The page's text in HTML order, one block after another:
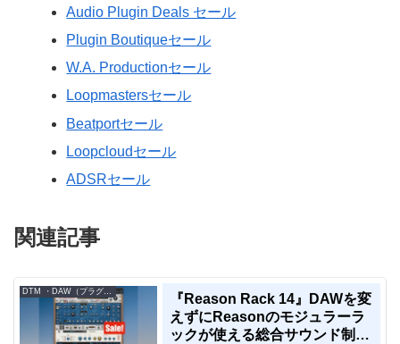
Audio Plugin Deals セール
Plugin Boutiqueセール
W.A. Productionセール
Loopmastersセール
Beatportセール
Loopcloudセール
ADSRセール
関連記事
DTM ・DAW（プラグイン、シンセなど）のセール情報
『Reason Rack 14』DAWを変
えずにReasonのモジュラーラ
ックが使える総合サウンド制作